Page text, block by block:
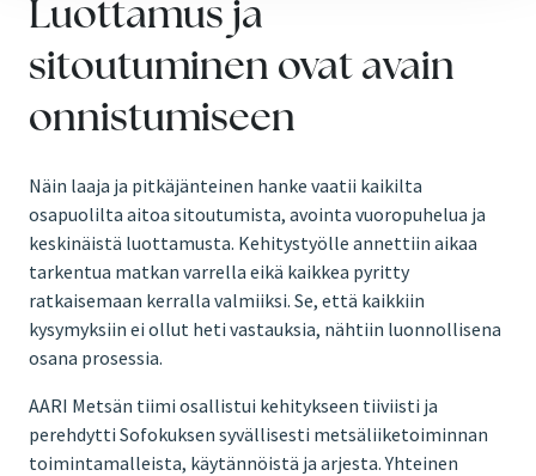
Luottamus ja
sitoutuminen ovat avain
onnistumiseen
Näin laaja ja pitkäjänteinen hanke vaatii kaikilta
osapuolilta aitoa sitoutumista, avointa vuoropuhelua ja
keskinäistä luottamusta. Kehitystyölle annettiin aikaa
tarkentua matkan varrella eikä kaikkea pyritty
ratkaisemaan kerralla valmiiksi. Se, että kaikkiin
kysymyksiin ei ollut heti vastauksia, nähtiin luonnollisena
osana prosessia.
AARI Metsän tiimi osallistui kehitykseen tiiviisti ja
perehdytti Sofokuksen syvällisesti metsäliiketoiminnan
toimintamalleista, käytännöistä ja arjesta. Yhteinen